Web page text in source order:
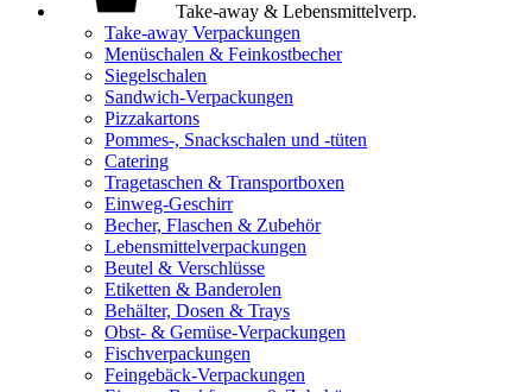
Take-away & Lebensmittelverp.
Take-away Verpackungen
Menüschalen & Feinkostbecher
Siegelschalen
Sandwich-Verpackungen
Pizzakartons
Pommes-, Snackschalen und -tüten
Catering
Tragetaschen & Transportboxen
Einweg-Geschirr
Becher, Flaschen & Zubehör
Lebensmittelverpackungen
Beutel & Verschlüsse
Etiketten & Banderolen
Behälter, Dosen & Trays
Obst- & Gemüse-Verpackungen
Fischverpackungen
Feingebäck-Verpackungen